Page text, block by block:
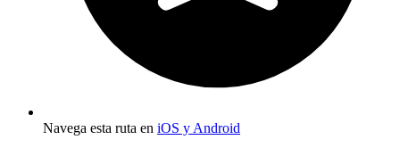
Navega esta ruta en iOS y Android